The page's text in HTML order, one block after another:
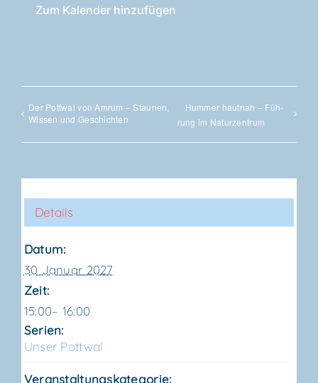
Zum Kalender hinzufügen
Der Pott­wal von Amrum – Stau­nen,
Wis­sen und Geschichten
Hum­mer haut­nah – Füh­
rung im Naturzentrum
Details
Datum:
30 Januar 2027
Zeit:
15:00– 16:00
Serien:
Unser Pott­wal
Veranstaltungskategorie: